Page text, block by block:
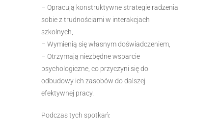
– Opracują konstruktywne strategie radzenia
sobie z trudnościami w interakcjach
szkolnych,
– Wymienią się własnym doświadczeniem,
– Otrzymają niezbędne wsparcie
psychologiczne, co przyczyni się do
odbudowy ich zasobów do dalszej
efektywnej pracy.
Podczas tych spotkań: